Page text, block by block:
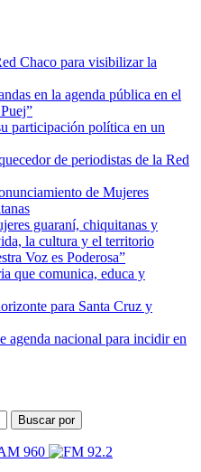
Chaco para visibilizar la
en la agenda pública en el
participación política en un
de periodistas de la Red
de Mujeres
guaraní, chiquitanas y
la cultura y el territorio
Voz es Poderosa”
que comunica, educa y
para Santa Cruz y
agenda nacional para incidir en
Buscar por